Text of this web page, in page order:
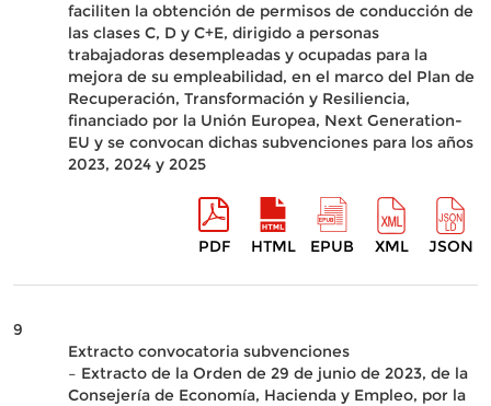
faciliten la obtención de permisos de conducción de
las clases C, D y C+E, dirigido a personas
trabajadoras desempleadas y ocupadas para la
mejora de su empleabilidad, en el marco del Plan de
Recuperación, Transformación y Resiliencia,
financiado por la Unión Europea, Next Generation-
EU y se convocan dichas subvenciones para los años
2023, 2024 y 2025
PDF HTML EPUB XML JSON
9
Extracto convocatoria subvenciones
– Extracto de la Orden de 29 de junio de 2023, de la
Consejería de Economía, Hacienda y Empleo, por la